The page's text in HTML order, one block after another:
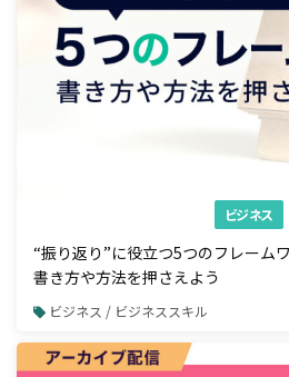
ビジネス
“振り返り”に役立つ5つのフレーム
書き方や方法を押さえよう
ビジネス / ビジネススキル